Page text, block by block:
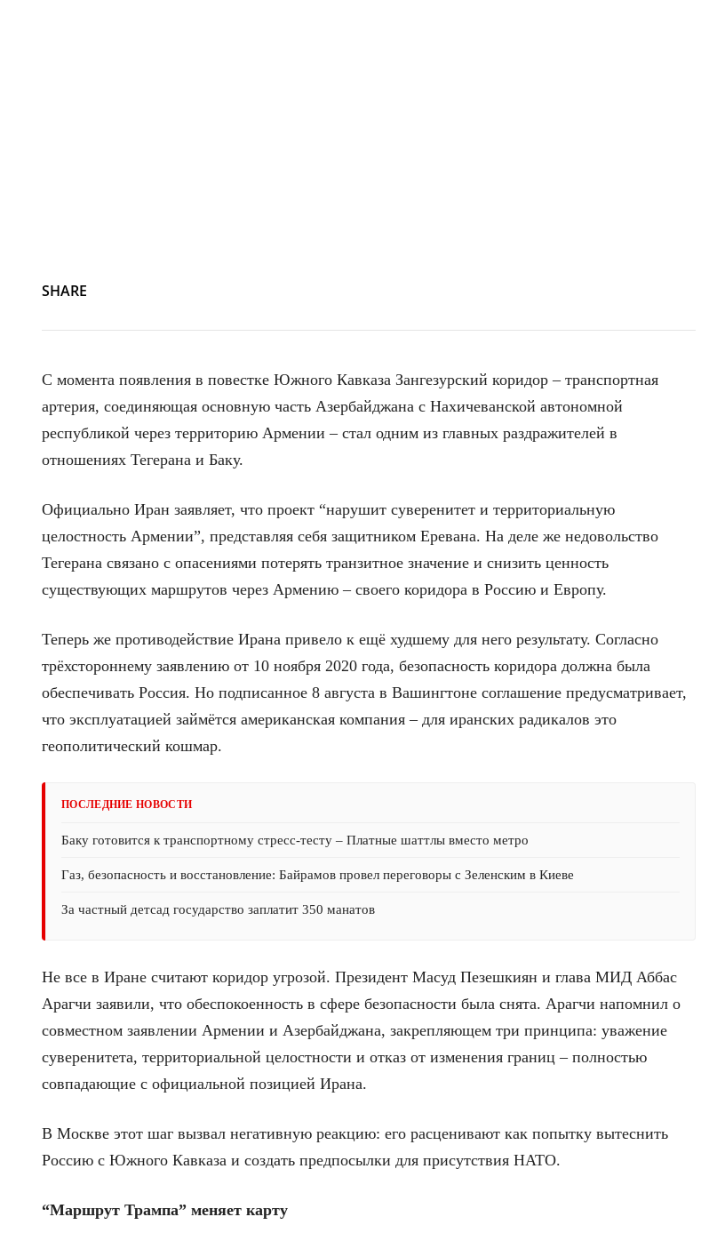
SHARE
С момента появления в повестке Южного Кавказа Зангезурский коридор – транспортная
артерия, соединяющая основную часть Азербайджана с Нахичеванской автономной
республикой через территорию Армении – стал одним из главных раздражителей в
отношениях Тегерана и Баку.
Официально Иран заявляет, что проект “нарушит суверенитет и территориальную
целостность Армении”, представляя себя защитником Еревана. На деле же недовольство
Тегерана связано с опасениями потерять транзитное значение и снизить ценность
существующих маршрутов через Армению – своего коридора в Россию и Европу.
Теперь же противодействие Ирана привело к ещё худшему для него результату. Согласно
трёхстороннему заявлению от 10 ноября 2020 года, безопасность коридора должна была
обеспечивать Россия. Но подписанное 8 августа в Вашингтоне соглашение предусматривает,
что эксплуатацией займётся американская компания – для иранских радикалов это
геополитический кошмар.
ПОСЛЕДНИЕ НОВОСТИ
Баку готовится к транспортному стресс-тесту – Платные шаттлы вместо метро
Газ, безопасность и восстановление: Байрамов провел переговоры с Зеленским в Киеве
За частный детсад государство заплатит 350 манатов
Не все в Иране считают коридор угрозой. Президент Масуд Пезешкиян и глава МИД Аббас
Арагчи заявили, что обеспокоенность в сфере безопасности была снята. Арагчи напомнил о
совместном заявлении Армении и Азербайджана, закрепляющем три принципа: уважение
суверенитета, территориальной целостности и отказ от изменения границ – полностью
совпадающие с официальной позицией Ирана.
В Москве этот шаг вызвал негативную реакцию: его расценивают как попытку вытеснить
Россию с Южного Кавказа и создать предпосылки для присутствия НАТО.
“Маршрут Трампа” меняет карту